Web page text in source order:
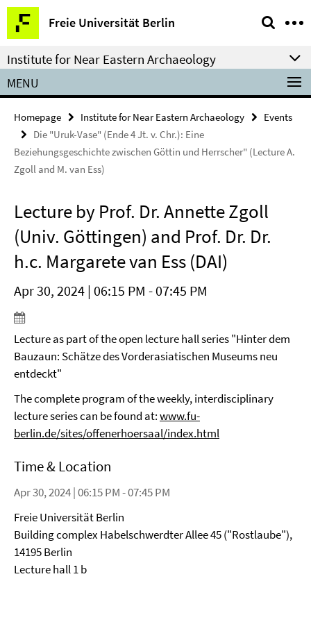
Springe
direkt
zu
Inhalt
Freie Universität Berlin
Service
Navigation
Institute for Near Eastern Archaeology
MENU
Homepage Institute for Near Eastern Archaeology
Events
Die "Uruk-Vase" (Ende 4 Jt. v. Chr.): Eine
Beziehungsgeschichte zwischen Göttin und Herrscher" (Lecture A.
Zgoll and M. van Ess)
Lecture by Prof. Dr. Annette Zgoll
(Univ. Göttingen) and Prof. Dr. Dr.
h.c. Margarete van Ess (DAI)
Apr 30, 2024 | 06:15 PM - 07:45 PM
Lecture as part of the open lecture hall series "Hinter dem
Bauzaun: Schätze des Vorderasiatischen Museums neu
entdeckt"
The complete program of the weekly, interdisciplinary
lecture series can be found at:www.fu-
berlin.de/sites/offenerhoersaal/index.html
Time & Location
Apr 30, 2024 | 06:15 PM - 07:45 PM
Freie Universität Berlin
Building complex Habelschwerdter Allee 45 ("Rostlaube"),
14195 Berlin
Lecture hall 1 b